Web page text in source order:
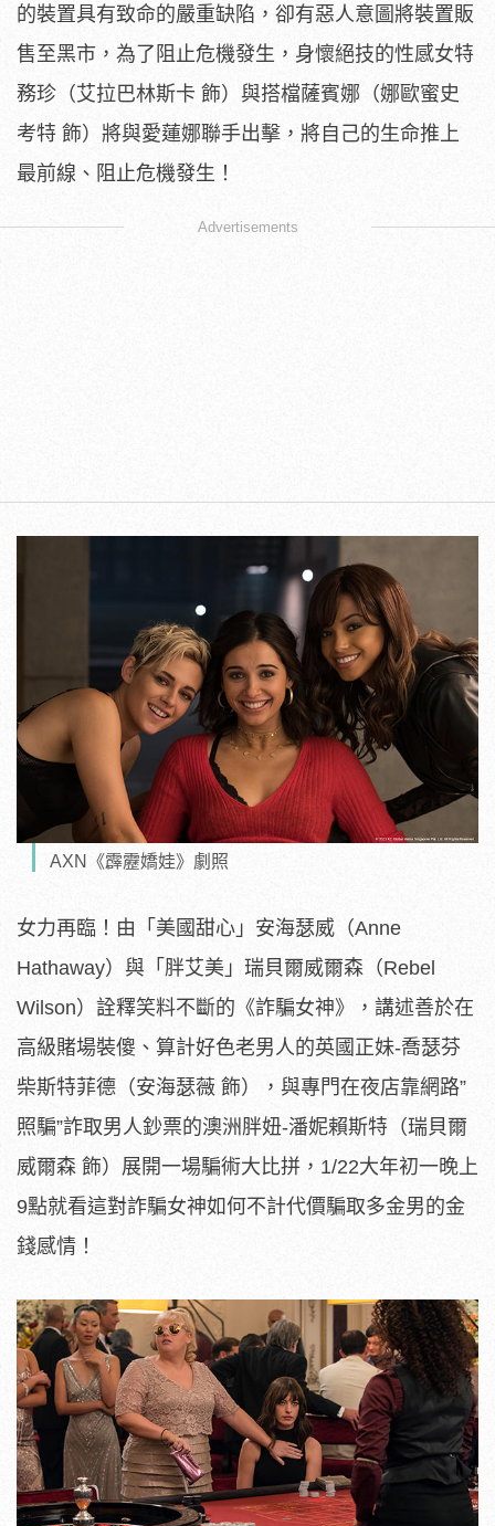
的裝置具有致命的嚴重缺陷，卻有惡人意圖將裝置販
售至黑市，為了阻止危機發生，身懷絕技的性感女特
務珍（艾拉巴林斯卡 飾）與搭檔薩賓娜（娜歐蜜史
考特 飾）將與愛蓮娜聯手出擊，將自己的生命推上
最前線、阻止危機發生！
Advertisements
AXN《霹靂嬌娃》劇照
女力再臨！由「美國甜心」安海瑟威（Anne
Hathaway）與「胖艾美」瑞貝爾威爾森（Rebel
Wilson）詮釋笑料不斷的《詐騙女神》，講述善於在
高級賭場裝傻、算計好色老男人的英國正妹-喬瑟芬
柴斯特菲德（安海瑟薇 飾），與專門在夜店靠網路”
照騙”詐取男人鈔票的澳洲胖妞-潘妮賴斯特（瑞貝爾
威爾森 飾）展開一場騙術大比拼，1/22大年初一晚上
9點就看這對詐騙女神如何不計代價騙取多金男的金
錢感情！